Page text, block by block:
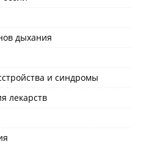
дыхания
и синдромы
лекарств